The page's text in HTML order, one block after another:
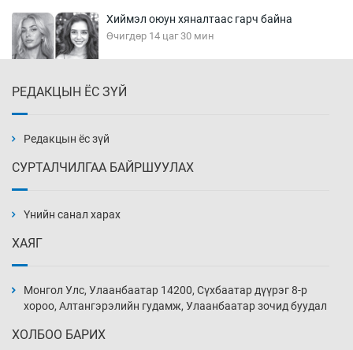
Хиймэл оюун хяналтаас гарч байна
Өчигдөр 14 цаг 30 мин
Өчигдөр 14 цаг 00 мин
нэмэгджээ
Өчигдөр 13 цаг 30 мин
РЕДАКЦЫН ЁС ЗҮЙ
Редакцын ёс зүй
СУРТАЛЧИЛГАА БАЙРШУУЛАХ
Үнийн санал харах
ХАЯГ
Монгол Улс, Улаанбаатар 14200, Сүхбаатар дүүрэг 8-р
хороо, Алтангэрэлийн гудамж, Улаанбаатар зочид буудал
ХОЛБОО БАРИХ